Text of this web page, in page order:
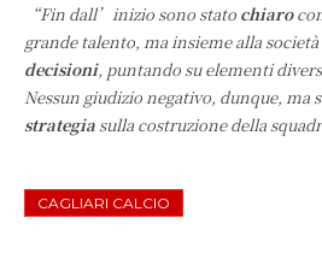
“Fin dall’inizio sono stato chiaro
grande talento, ma insieme alla società
decisioni, puntando su elementi
Nessun giudizio negativo, dunque, ma
strategia sulla costruzione della
CAGLIARI CALCIO